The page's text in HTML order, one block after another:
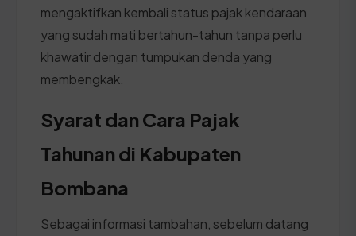
mengaktifkan kembali status pajak kendaraan
yang sudah mati bertahun-tahun tanpa perlu
khawatir dengan tumpukan denda yang
membengkak.
Syarat dan Cara Pajak
Tahunan di Kabupaten
Bombana
Sebagai informasi tambahan, sebelum datang